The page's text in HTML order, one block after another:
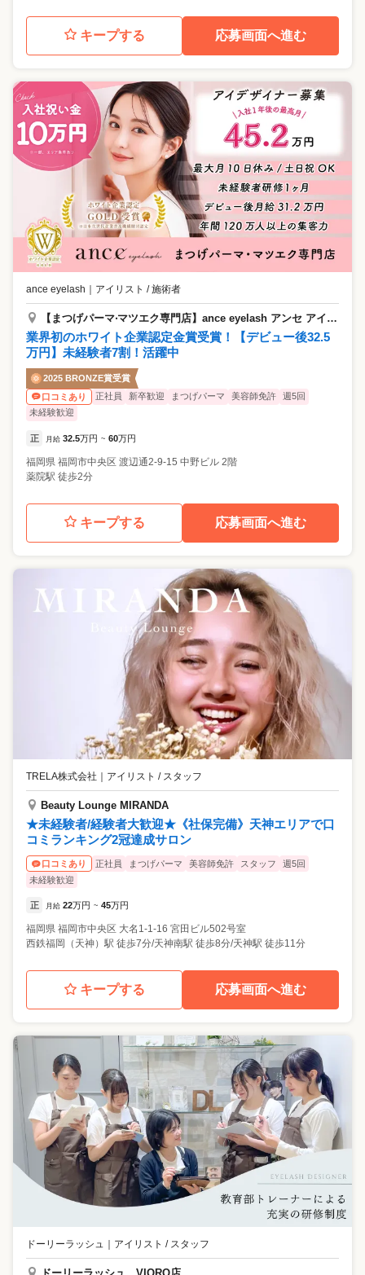
キープする 応募画面へ進む
ance eyelash アイリスト / 施術者
【まつげパーマ‧マツエク専⾨店】ance eyelash アンセ アイラッシュ 薬院店
業界初のホワイト企業認定金賞受賞！【デビュー後32.5
万円】未経験者7割！活躍中
2025 BRONZE賞受賞
口コミあり
正社員 新卒歓迎 まつげパーマ 美容師免許
週5回
未経験歓迎
正 月給 32.5万円 ~ 60万円
福岡県 福岡市中央区 渡辺通2-9-15 中野ビル 2階
薬院駅 徒歩2分
キープする 応募画面へ進む
TRELA株式会社 アイリスト / スタッフ
Beauty Lounge MIRANDA
★未経験者/経験者大歓迎★《社保完備》天神エリアで口
コミランキング2冠達成サロン
口コミあり 正社員 まつげパーマ 美容師免許 スタッフ
週5回
未経験歓迎
正 月給 22万円 ~ 45万円
福岡県 福岡市中央区 大名1-1-16 宮田ビル502号室
西鉄福岡（天神）駅 徒歩7分/天神南駅 徒歩8分/天神駅 徒歩11分
キープする 応募画面へ進む
ドーリーラッシュ ｜ アイリスト / スタッフ